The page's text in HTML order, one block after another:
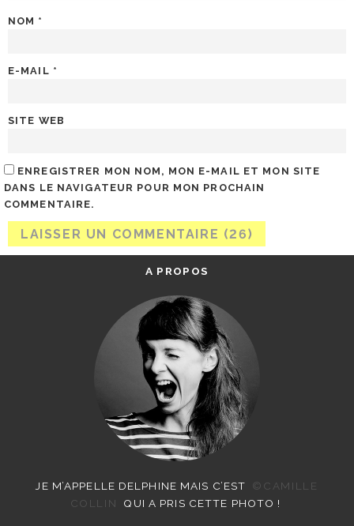
NOM *
E-MAIL *
SITE WEB
ENREGISTRER MON NOM, MON E-MAIL ET MON SITE
DANS LE NAVIGATEUR POUR MON PROCHAIN
COMMENTAIRE.
A PROPOS
JE M’APPELLE DELPHINE MAIS C’EST
©CAMILLE
COLLIN
QUI A PRIS CETTE PHOTO !